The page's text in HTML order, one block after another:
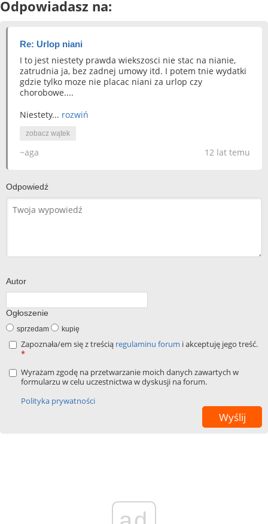
Odpowiadasz na:
Re: Urlop niani
I to jest niestety prawda wiekszosci nie stac na nianie,
zatrudnia ja, bez zadnej umowy itd. I potem tnie wydatki
gdzie tylko moze nie placac niani za urlop czy
chorobowe....
Niestety... rozwiń
zobacz wątek
12 lat temu
~aga
Odpowiedź
Autor
Ogłoszenie
sprzedam kupię
Zapoznała/em się z treścią regulaminu forum i akceptuję jego treść.
*
Wyrażam zgodę na przetwarzanie moich danych zawartych w
formularzu w celu uczestnictwa w dyskusji na forum.
Polityka prywatności